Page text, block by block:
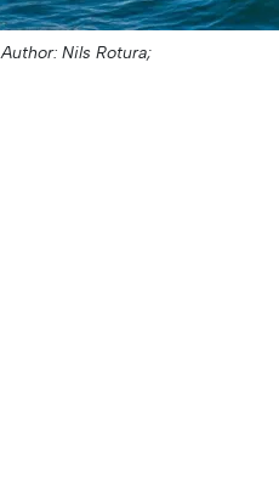
Author: Nils Rotura;